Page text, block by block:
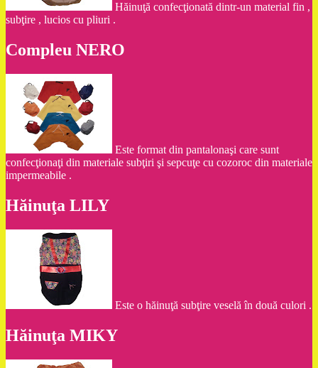
Hăinuţă confecţionată dintr-un material fin ,
subţire , lucios cu pliuri .
Compleu NERO
Este format din pantalonaşi care sunt
confecţionaţi din materiale subţiri şi sepcuţe cu cozoroc din materiale
impermeabile .
Hăinuţa LILY
Este o hăinuţă subţire veselă în două culori .
Hăinuţa MIKY